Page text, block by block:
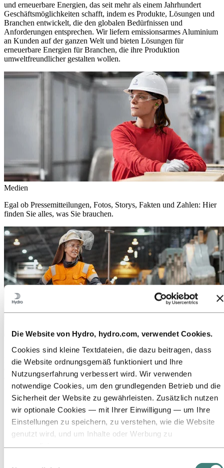
Die Website von Hydro, hydro.com, verwendet Cookies.
Cookies sind kleine Textdateien, die dazu beitragen, dass
die Website ordnungsgemäß funktioniert und Ihre
Nutzungserfahrung verbessert wird. Wir verwenden
notwendige Cookies, um den grundlegenden Betrieb und die
Sicherheit der Website zu gewährleisten. Zusätzlich nutzen
wir optionale Cookies — mit Ihrer Einwilligung — um Ihre
Einstellungen zu speichern, zu verstehen, wie die Website
genutzt wird, und um Inhalte oder Werbung zu
und erneuerbare Energien, das seit mehr als einem Jahrhundert
Geschäftsmöglichkeiten schafft, indem es Produkte, Lösungen und
Branchen entwickelt, die den globalen Bedürfnissen und
Anforderungen entsprechen. Wir liefern emissionsarmes Aluminium
an Kunden auf der ganzen Welt und bieten Lösungen für
erneuerbare Energien für Branchen, die ihre Produktion
umweltfreundlicher gestalten wollen.
Medien
Egal ob Pressemitteilungen, Fotos, Storys, Fakten und Zahlen: Hier
finden Sie alles, was Sie brauchen.
Hydro ist ein führendes Unternehmen für Aluminium und
erneuerbare Energien, das Unternehmen und Partnerschaften für
eine nachhaltigere Zukunft aufbaut. Wir beschäftigen
32.000 Mitarbeiter an mehr als 140 Standorten in 40 Ländern.
Produkte
Branchen, in denen wir tätig sind
Über Aluminium
Innovationen, Forschung und Entwicklung
ALUMINIUM 2026
Energy